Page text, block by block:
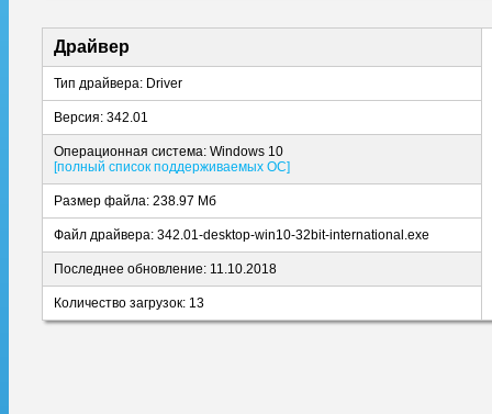
Драйвер
Тип драйвера: Driver
Версия: 342.01
Операционная система: Windows 10
[полный список поддерживаемых ОС]
Размер файла: 238.97 Мб
Файл драйвера: 342.01-desktop-win10-32bit-international.exe
Последнее обновление: 11.10.2018
Количество загрузок: 13